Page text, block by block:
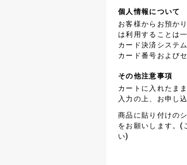
個人情報について
お客様からお預か
は利用することは
カード決済システ
カード番号および
その他注意事項
カートに入れたま
入力の上、お申し
商品に貼り付けの
をお願いします。(
い)